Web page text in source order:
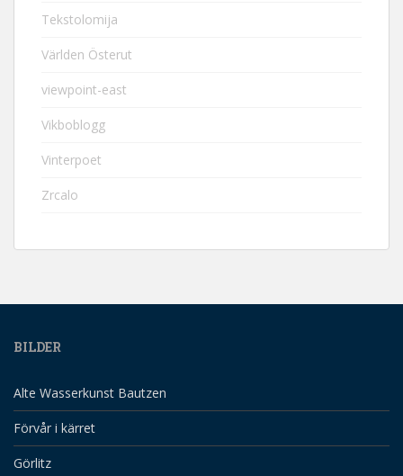
Tekstolomija
Världen Österut
viewpoint-east
Vikboblogg
Vinterpoet
Zrcalo
BILDER
Alte Wasserkunst Bautzen
Förvår i kärret
Görlitz